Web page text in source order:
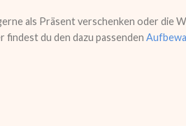
als Präsent verschenken oder die
findest du den dazu passenden